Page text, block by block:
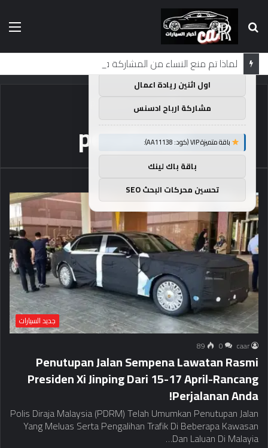
بحث
عن
الرئيسية perjalanan
perjalanan
جديد السيارات
caar
0
89
Penutupan Jalan Sempena Lawatan Rasmi
Presiden Xi Jinping Dari 15-17 April-Rancang
Perjalanan Anda!
Polis Diraja Malaysia (PDRM) Telah Umumkan Penutupan Jalan
Yang Meluas Serta Pengalihan Trafik Di Beberapa Kawasan
Dan Laluan Di Malayia…
توصيات :
باقة متميزة VIP (كود: AA38045):
اول اثنين ريادة اعمال
مشاركة ارباح ادسنس
باقة متميزة VIP (كود: AA11138):
باقة باك لينك
تحسين محركات البحث SEO